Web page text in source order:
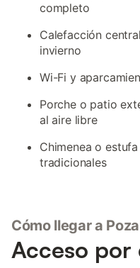
completo
Calefacción
invierno
Wi-Fi y
Porche o patio
al aire libre
Chimenea o
tradicionales
Cómo llegar a
Acceso por